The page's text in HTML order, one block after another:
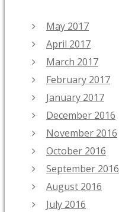
May 2017
April 2017
March 2017
February 2017
January 2017
December 2016
November 2016
October 2016
September 2016
August 2016
July 2016